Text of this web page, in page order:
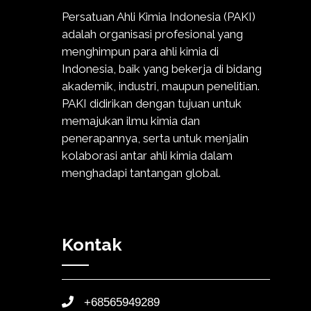
Persatuan Ahli Kimia Indonesia (PAKI)
adalah organisasi profesional yang
menghimpun para ahli kimia di
Indonesia, baik yang bekerja di bidang
akademik, industri, maupun penelitian.
PAKI didirikan dengan tujuan untuk
memajukan ilmu kimia dan
penerapannya, serta untuk menjalin
kolaborasi antar ahli kimia dalam
menghadapi tantangan global.
Kontak
+68565949289